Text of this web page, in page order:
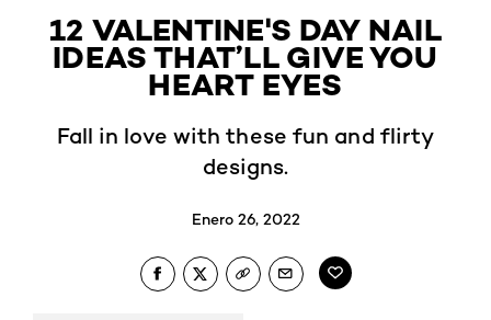
12 VALENTINE'S DAY NAIL
IDEAS THAT’LL GIVE YOU
HEART EYES
Fall in love with these fun and flirty
designs.
Enero 26, 2022